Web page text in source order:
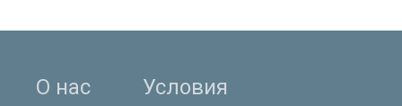
О нас Условия